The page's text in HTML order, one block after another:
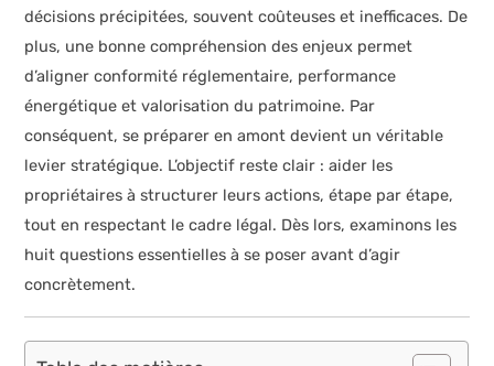
décisions précipitées, souvent coûteuses et inefficaces. De
plus, une bonne compréhension des enjeux permet
d’aligner conformité réglementaire, performance
énergétique et valorisation du patrimoine. Par
conséquent, se préparer en amont devient un véritable
levier stratégique. L’objectif reste clair : aider les
propriétaires à structurer leurs actions, étape par étape,
tout en respectant le cadre légal. Dès lors, examinons les
huit questions essentielles à se poser avant d’agir
concrètement.